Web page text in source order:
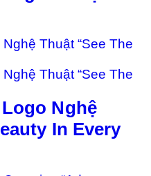
Nghệ
In Every